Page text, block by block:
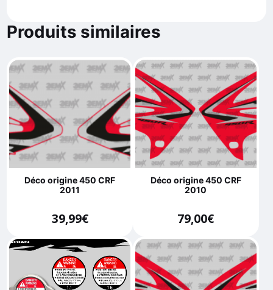
Produits similaires
Déco origine 450 CRF
2011
39,99€
Déco origine 450 CRF
2010
79,00€